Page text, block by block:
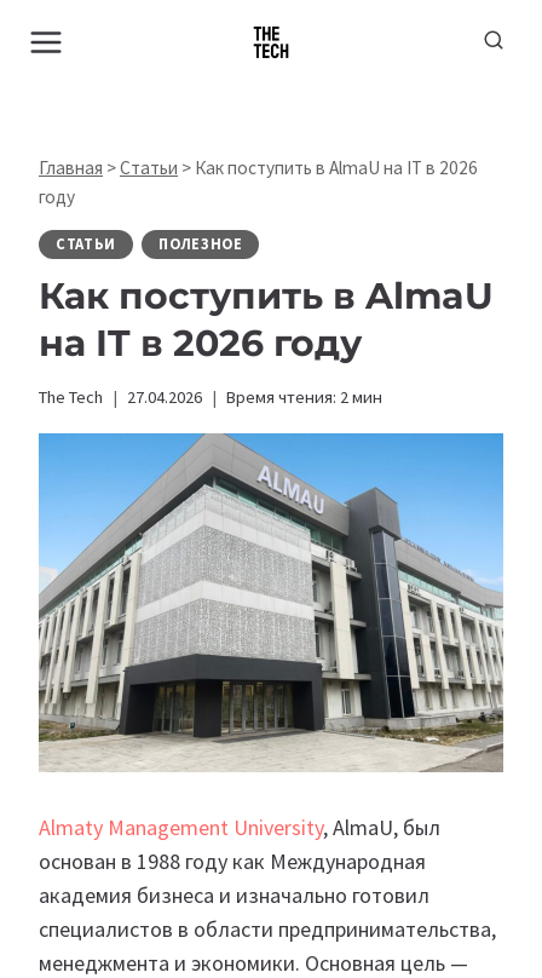
Главная >Статьи > Как поступить в AlmaU на IT в 2026
году
СТАТЬИ ПОЛЕЗНОЕ
Как поступить в AlmaU
на IT в 2026 году
The Tech 27.04.2026 Время чтения: 2мин
Almaty Management University, AlmaU, был
основан в 1988 году как Международная
академия бизнеса и изначально готовил
специалистов в области предпринимательства,
менеджмента и экономики. Основная цель —